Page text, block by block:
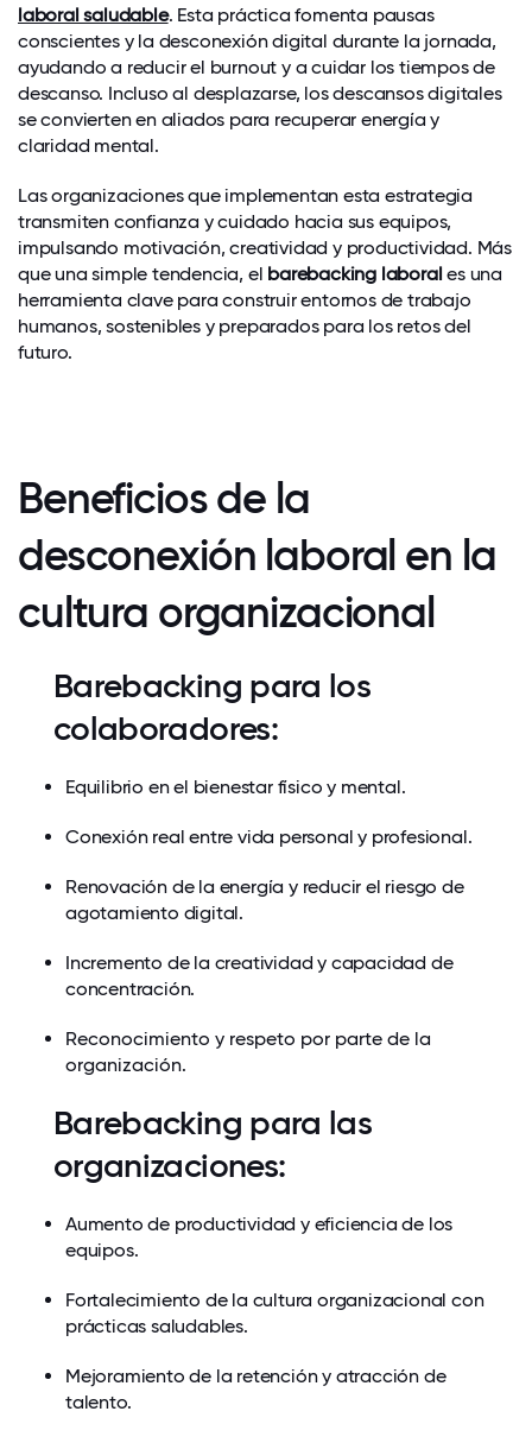
laboral saludable. Esta práctica fomenta pausas
conscientes y la desconexión digital durante la jornada,
ayudando a reducir el burnout y a cuidar los tiempos de
descanso. Incluso al desplazarse, los descansos digitales
se convierten en aliados para recuperar energía y
claridad mental.
Las organizaciones que implementan esta estrategia
transmiten confianza y cuidado hacia sus equipos,
impulsando motivación, creatividad y productividad. Más
que una simple tendencia, el barebacking laboral es una
herramienta clave para construir entornos de trabajo
humanos, sostenibles y preparados para los retos del
futuro.
Beneficios de la
desconexión laboral en la
cultura organizacional
Barebacking para los
colaboradores:
Equilibrio en el bienestar físico y mental.
Conexión real entre vida personal y profesional.
Renovación de la energía y reducir el riesgo de
agotamiento digital.
Incremento de la creatividad y capacidad de
concentración.
Reconocimiento y respeto por parte de la
organización.
Barebacking para las
organizaciones:
Aumento de productividad y eficiencia de los
equipos.
Fortalecimiento de la cultura organizacional con
prácticas saludables.
Mejoramiento de la retención y atracción de
talento.